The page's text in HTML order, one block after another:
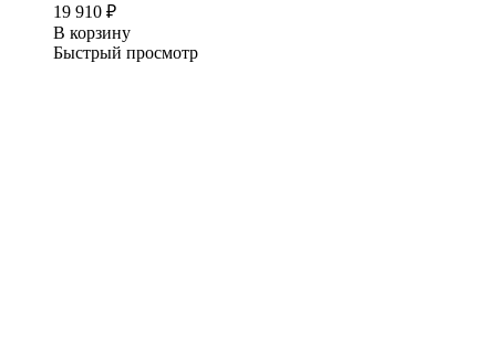
19 910 ₽
В корзину
Быстрый просмотр